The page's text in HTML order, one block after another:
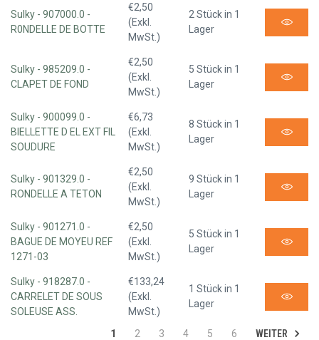
Sulky - 907000.0 -
R0NDELLE DE BOTTE
€2,50
(Exkl.
MwSt.)
2 Stück in 1
Lager
Sulky - 985209.0 -
CLAPET DE FOND
€2,50
(Exkl.
MwSt.)
5 Stück in 1
Lager
Sulky - 900099.0 -
BIELLETTE D EL EXT FIL
SOUDURE
€6,73
(Exkl.
MwSt.)
8 Stück in 1
Lager
Sulky - 901329.0 -
RONDELLE A TETON
€2,50
(Exkl.
MwSt.)
9 Stück in 1
Lager
Sulky - 901271.0 -
BAGUE DE MOYEU REF
1271-03
€2,50
(Exkl.
MwSt.)
5 Stück in 1
Lager
Sulky - 918287.0 -
CARRELET DE SOUS
SOLEUSE ASS.
€133,24
(Exkl.
MwSt.)
1 Stück in 1
Lager
1 2 3 4 5 6 WEITER